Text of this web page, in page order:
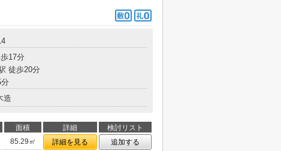
17分
徒歩20分
造
面積 詳細
検討リスト
85.29㎡ 詳細を見る 追加する